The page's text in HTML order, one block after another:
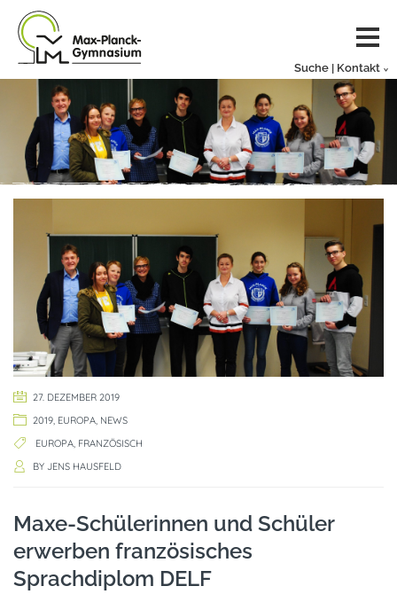
Suche | Kontakt
27. DEZEMBER 2019
2019, EUROPA, NEWS
EUROPA, FRANZÖSISCH
BY JENS HAUSFELD
Maxe-Schülerinnen und Schüler
erwerben französisches
Sprachdiplom DELF